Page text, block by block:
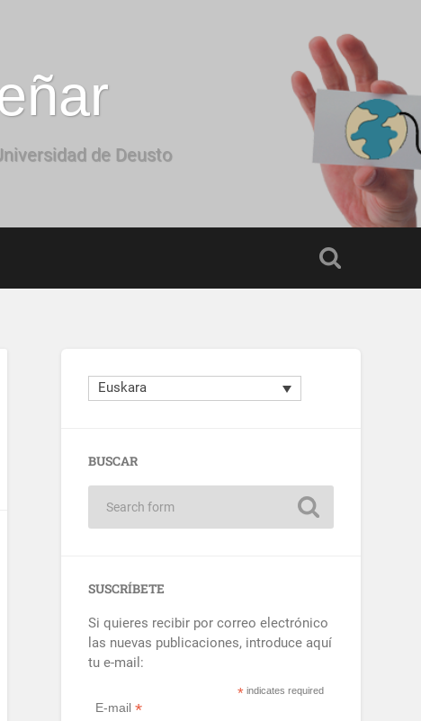
de Deusto
Euskara
BUSCAR
SUSCRÍBETE
Si quieres recibir por correo electrónico
las nuevas publicaciones, introduce aquí
tu e-mail:
* indicates required
E-mail*